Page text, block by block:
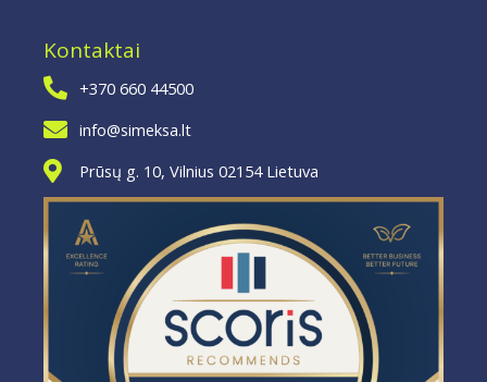
Kontaktai
+370 660 44500
info@simeksa.lt
Prūsų g. 10, Vilnius 02154 Lietuva